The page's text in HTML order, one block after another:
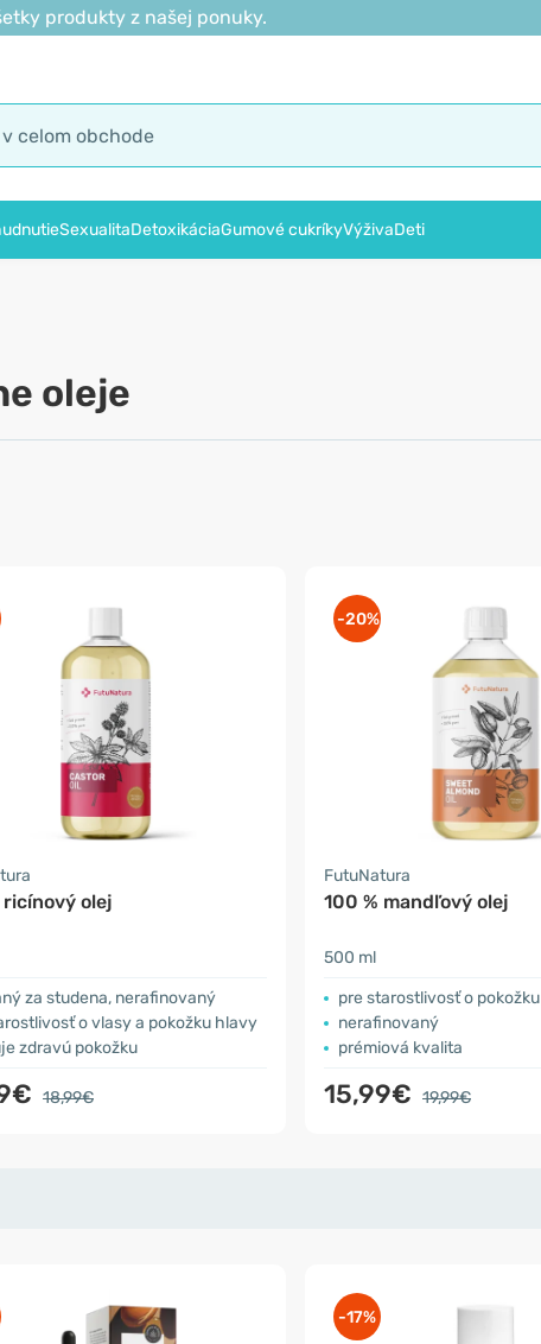
produkty z našej ponuky.
SexualitaDetoxikáciaGumové cukríkyVýživaDeti
oleje
ricínový olej
za studena, nerafinovaný
o vlasy a pokožku hlavy
zdravú pokožku
18,99€
-20%
FutuNatura
100 % mandľový olej
500 ml
pre starostlivosť o pokožku
nerafinovaný
prémiová kvalita
15,99€ 19,99€
-17%